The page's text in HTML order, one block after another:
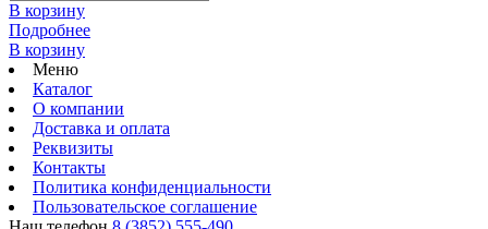
В корзину
Подробнее
В корзину
Меню
Каталог
О компании
Доставка и оплата
Реквизиты
Контакты
Политика конфиденциальности
Пользовательское соглашение